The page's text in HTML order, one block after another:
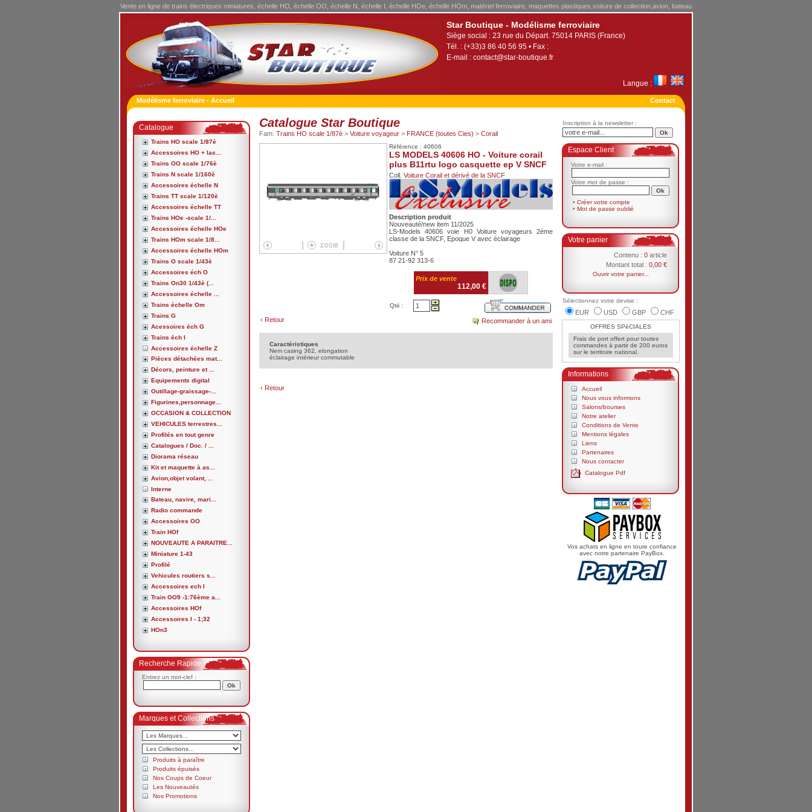
Vente en ligne de trains électriques miniatures, échelle HO, échelle OO, échelle N, échelle I, échelle HOe, échelle HOm, matériel ferroviaire, maquettes plastiques,voiture de collection,avion, bateau
Star Boutique - Modélisme ferroviaire
Siège social : 23 rue du Départ. 75014 PARIS (France)
Tél. : (+33)3 86 40 56 95 • Fax :
E-mail : contact@star-boutique.fr
Langue :
Modélisme ferroviaire - Accueil Contact
Catalogue
Trains HO scale 1/87è
Accessoires HO + las...
Trains OO scale 1/76è
Trains N scale 1/160è
Accessoires échelle N
Trains TT scale 1/120è
Accessoires échelle TT
Trains HOe -scale 1/...
Accessoires échelle HOe
Trains HOm scale 1/8...
Accessoires échelle HOm
Trains O scale 1/43è
Accessoires éch O
Trains On30 1/43è (...
Accessoires échelle ...
Trains échelle Om
Trains G
Acessoires éch G
Trains éch I
Accessoires échelle Z
Pièces détachées mat...
Décors, peinture et ...
Equipements digital
Outillage-graissage-...
Figurines,personnage...
OCCASION & COLLECTION
VEHICULES terrestres...
Profilés en tout genre
Catalogues / Doc. / ...
Diorama réseau
Kit et maquette à as...
Avion,objet volant, ...
Interne
Bateau, navire, mari...
Radio commande
Accessoires OO
Train HOf
NOUVEAUTE A PARAITRE...
Miniature 1-43
Profilé
Vehicules routiers s...
Accessoires ech I
Train OO9 -1:76ème a...
Accessoires HOf
Accessoires I - 1;32
HOn3
Recherche Rapide
Entrez un mot-clef :
Marques et Collections
Produits à paraître
Produits épuisés
Nos Coups de Coeur
Les Nouveautés
Nos Promotions
Catalogue Star Boutique
Fam. Trains HO scale 1/87è > Voiture voyageur > FRANCE (toutes Cies) > Corail
Référence : 40606
LS MODELS 40606 HO - Voiture corail
plus B11rtu logo casquette ep V SNCF
Coll. Voiture Corail et dérivé de la SNCF
Description produit
Nouveauté/new item 11/2025
LS-Models 40606 voie H0 Voiture voyageurs 2ème
classe de la SNCF, Epoque V avec éclairage
Voiture N° 5
87 21-92 313-6
Prix de vente
112,00 €
Qté :
‹ Retour Recommander à un ami
Caractéristiques
Nem casing 362, elongation
éclairage intérieur commutable
‹ Retour
Inscription à la newsletter :
Espace Client
Votre e-mail :
Votre mot de passe :
• Créer votre compte
• Mot de passe oublié
Votre panier
Contenu : 0 article
Montant total : 0,00 €
Ouvrir votre panier...
Sélectionnez votre devise :
EUR USD GBP CHF
OFFRES SPéCIALES
Frais de port offert pour toutes
commandes à partir de 200 euros
sur le territoire national.
Informations
Accueil
Nous vous informons
Salons/bourses
Notre atelier
Conditions de Vente
Mentions légales
Liens
Partenaires
Nous contacter
Catalogue Pdf
Vos achats en ligne en toute confiance
avec notre partenaire PayBox.